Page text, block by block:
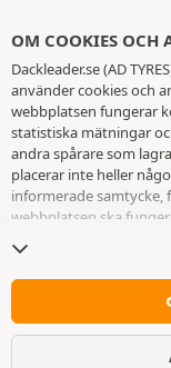
OM COOKIES OCH
Dackleader.se (AD
använder cookies och
webbplatsen fungerar
statistiska mätningar
andra spårare som
placerar inte heller
informerade
webbplatsen ska
andra spårare
cookies eller andra
AD TYRES. För
och andra spårare.